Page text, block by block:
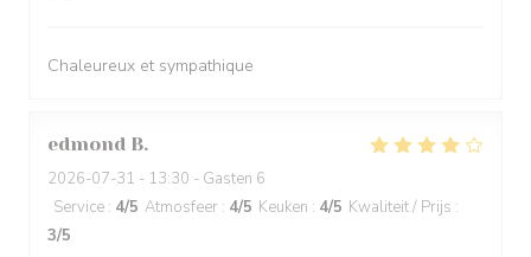
Chaleureux et sympathique
edmond B
2026-07-31 - 13:30 - Gasten 6
Service : 4/5 Atmosfeer : 4/5 Keuken : 4/5 Kwaliteit / Prijs :
3/5